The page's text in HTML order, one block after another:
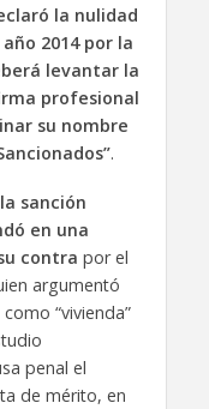
la nulidad
2014 por la
levantar la
profesional
su nombre
.
la sanción
en una
contra por el
argumentó
“vivienda”
penal el
de mérito, en